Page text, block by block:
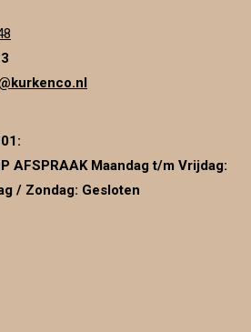
:
AFSPRAAK Maandag t/m Vrijdag:
/ Zondag: Gesloten